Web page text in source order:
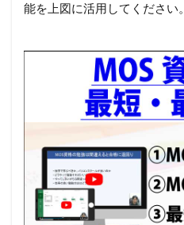
能を上図に活用してください。